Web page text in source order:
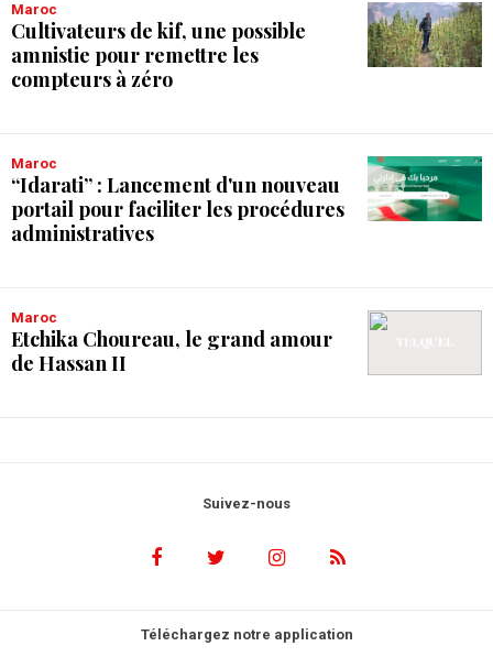
Maroc
Cultivateurs de kif, une possible
amnistie pour remettre les
compteurs à zéro
Maroc
“Idarati” : Lancement d'un nouveau
portail pour faciliter les procédures
administratives
Maroc
Etchika Choureau, le grand amour
de Hassan II
Suivez-nous
Téléchargez notre application